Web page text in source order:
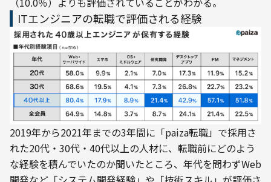
ITエンジニアの転職で評価される経験
2019年から2021年までの3年間に「paiza転職」で採用さ
れた20代・30代・40代以上の人材に、転職前にどのよう
な経験を積んでいたのか聞いたところ、年代を問わずWeb